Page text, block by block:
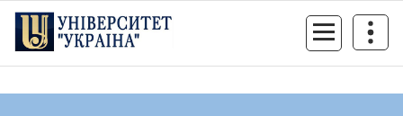
Перейти
контенту